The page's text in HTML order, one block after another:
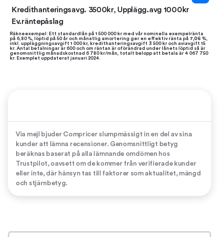
Kredithanteringsavg. 3500kr, Upplägg.avg 1000kr
Ev.räntepåslag
Räkneexempel: Ett standardlån på 1 500 000 kr med vår nominella exempelränta
på 6,80 %, löptid på 50 år och månatlig amortering ger en effektiv ränta på 7,06 %,
inkl. uppläggningsavgift 1 000 kr, kredithanteringsavgift 3 500 kr och aviavgift 15
kr. Antal betalningar är 600 och om räntan är oförändrad under lånets löptid så är
genomsnittlig månadskostnad 6 780 kr/mån, totalt belopp att betala är 4 067 750
kr. Exemplet uppdaterat januari 2024.
Via mejl bjuder Compricer slumpmässigt in en del av sina
kunder att lämna recensioner. Genomsnittligt betyg
beräknas baserat på alla lämnande omdömen hos
Trustpilot, oavsett om de kommer från verifierade kunder
eller inte, där hänsyn tas till faktorer som aktualitet, mängd
och stjärnbetyg.